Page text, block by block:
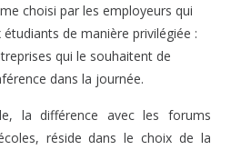
choisi par les employeurs qui
étudiants de manière privilégiée :
qui le souhaitent de
dans la journée.
la différence avec les forums
réside dans le choix de la